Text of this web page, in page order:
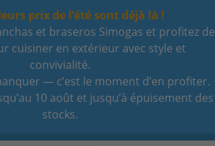
prix de l’été sont déjà là !
et braseros Simogas et profitez de
cuisiner en extérieur avec style et
convivialité.
— c’est le moment d’en profiter.
10 août et jusqu’à épuisement des
stocks.